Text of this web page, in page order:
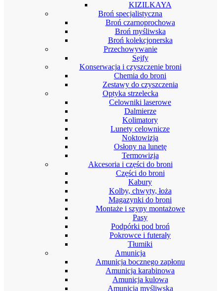
KIZILKAYA
Broń specjalistyczna
Broń czarnoprochowa
Broń myśliwska
Broń kolekcjonerska
Przechowywanie
Sejfy
Konserwacja i czyszczenie broni
Chemia do broni
Zestawy do czyszczenia
Optyka strzelecka
Celowniki laserowe
Dalmierze
Kolimatory
Lunety celownicze
Noktowizja
Osłony na lunetę
Termowizja
Akcesoria i części do broni
Części do broni
Kabury
Kolby, chwyty, łoża
Magazynki do broni
Montaże i szyny montażowe
Pasy
Podpórki pod broń
Pokrowce i futerały
Tłumiki
Amunicja
Amunicja bocznego zapłonu
Amunicja karabinowa
Amunicja kulowa
Amunicja myśliwska